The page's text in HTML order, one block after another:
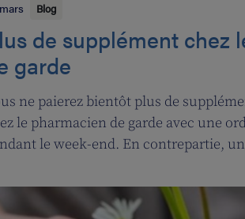
Blog
de supplément chez
garde
ne paierez bientôt plus de
le pharmacien de garde avec une
le week-end. En contrepartie,